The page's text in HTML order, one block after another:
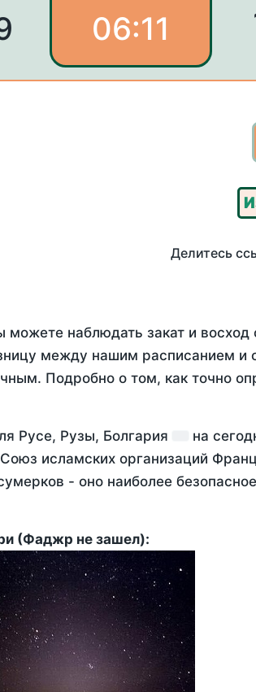
06:11
Делитесь
можете наблюдать закат и
между нашим расписанием и
Подробно о том, как точно
Русе, Рузы, Болгария на
исламских организаций
- оно наиболее
(Фаджр не зашел):